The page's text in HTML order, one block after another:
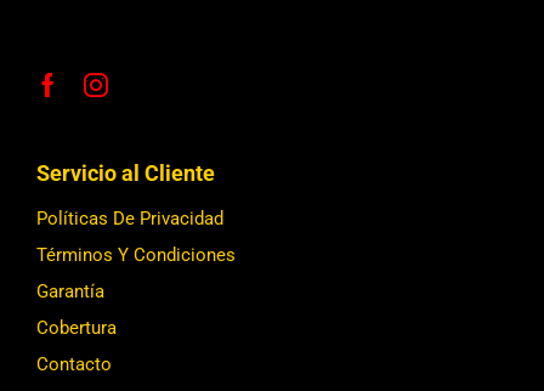
Servicio al Cliente
Políticas De Privacidad
Términos Y Condiciones
Garantía
Cobertura
Contacto